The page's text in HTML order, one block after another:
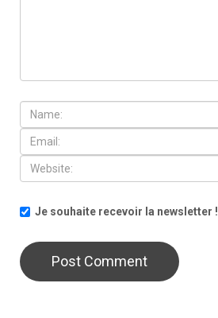
Je souhaite recevoir la newsletter !